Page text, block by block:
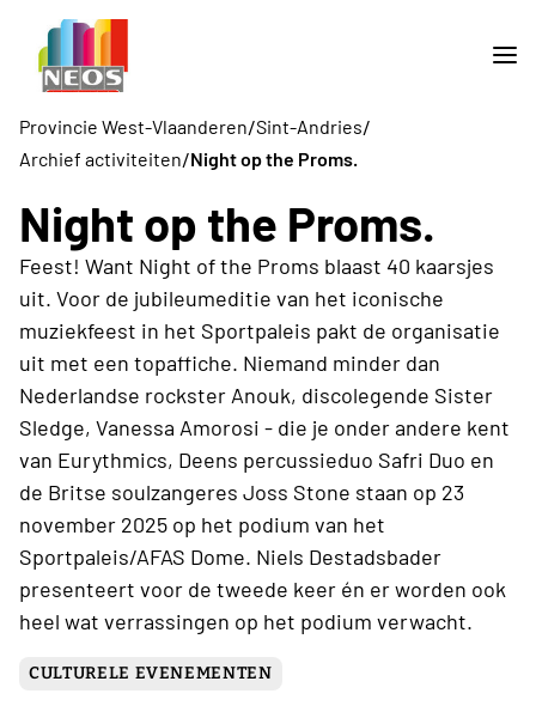
Provincie West-Vlaanderen/Sint-Andries/
Archief activiteiten/Night op the Proms.
Night op the Proms.
Feest! Want Night of the Proms blaast 40 kaarsjes
uit. Voor de jubileumeditie van het iconische
muziekfeest in het Sportpaleis pakt de organisatie
uit met een topaffiche. Niemand minder dan
Nederlandse rockster Anouk, discolegende Sister
Sledge, Vanessa Amorosi - die je onder andere kent
van Eurythmics, Deens percussieduo Safri Duo en
de Britse soulzangeres Joss Stone staan op 23
november 2025 op het podium van het
Sportpaleis/AFAS Dome. Niels Destadsbader
presenteert voor de tweede keer én er worden ook
heel wat verrassingen op het podium verwacht.
CULTURELE EVENEMENTEN